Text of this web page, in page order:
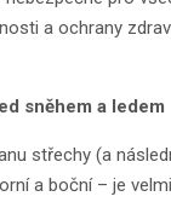
a ochrany
sněhem a ledem
střechy (a
a boční – je